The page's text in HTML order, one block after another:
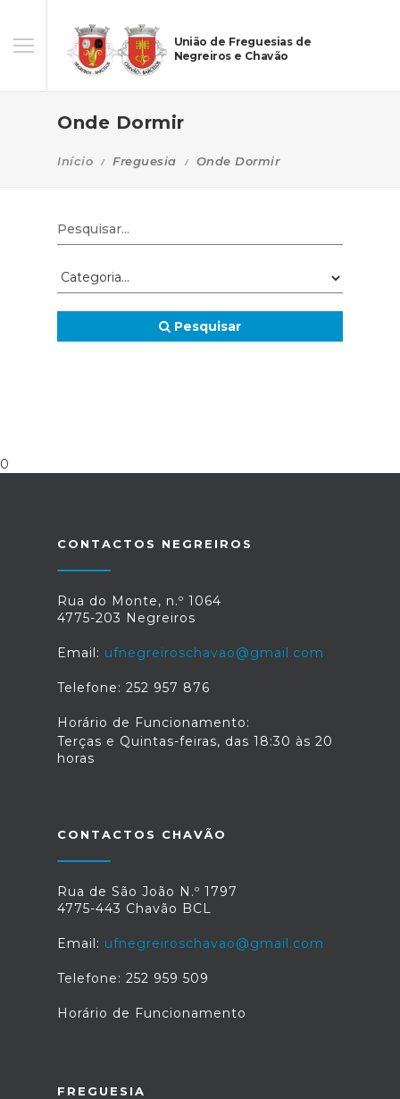
União de Freguesias de
Negreiros e Chavão
Onde Dormir
Início Freguesia Onde Dormir
Pesquisar
0
CONTACTOS NEGREIROS
Rua do Monte, n.º 1064
4775-203 Negreiros
Email: ufnegreiroschavao@gmail.com
Telefone: 252 957 876
Horário de Funcionamento:
Terças e Quintas-feiras, das 18:30 às 20
horas
CONTACTOS CHAVÃO
Rua de São João N.º 1797
4775-443 Chavão BCL
Email: ufnegreiroschavao@gmail.com
Telefone: 252 959 509
Horário de Funcionamento
FREGUESIA